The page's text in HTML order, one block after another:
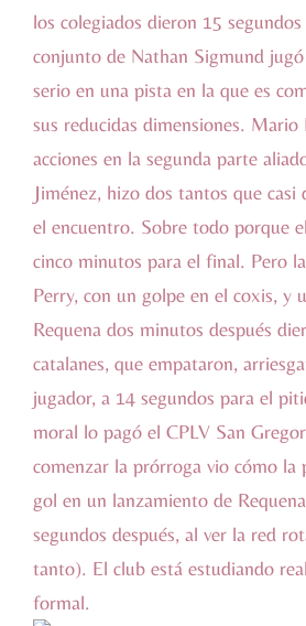
los colegiados dieron 15 segundos
conjunto de Nathan Sigmund
serio en una pista en la que es
sus reducidas dimensiones. Mario
acciones en la segunda parte
Jiménez, hizo dos tantos que
el encuentro. Sobre todo porque
cinco minutos para el final. Pero
Perry, con un golpe en el coxis, y
Requena dos minutos después
catalanes, que empataron,
jugador, a 14 segundos para el
moral lo pagó el CPLV San
comenzar la prórroga vio cómo la
gol en un lanzamiento de
segundos después, al ver la red
tanto). El club está estudiando
formal.